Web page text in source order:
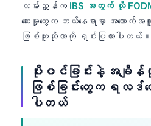
လမ်းညွှန်က IBS အတွက် လို
ဆေးမှုတွေက ဘယ်နေရာမှာ အထောက်အ
ဖြစ်ဘူးဆိုတာကို ရှင်းပြထားပါတယ်
ပိုးဝင်ခြင်းနဲ့ အချိ
ဖြစ်ခြင်းတွေက ရလ
ပါတယ်